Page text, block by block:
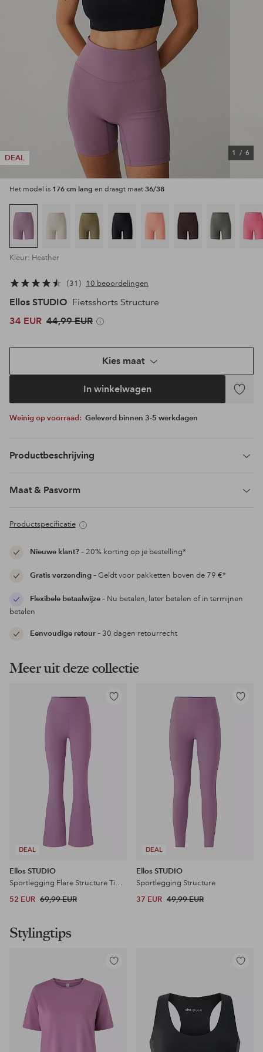
DEAL
1 / 6
Het model is 176 cm lang en draagt maat 36/38
Kleur: Heather
31 10 beoordelingen
Ellos STUDIO Fietsshorts Structure
34 EUR 44,99 EUR
Kies maat
In winkelwagen
Weinig op voorraad: Geleverd binnen 3-5 werkdagen
Productbeschrijving
Maat & Pasvorm
Productspecificatie
Nieuwe klant?– 20% korting op je bestelling*
Gratis verzending– Geldt voor pakketten boven de 79 €*
Flexibele betaalwijze– Nu betalen, later betalen of in termijnen
betalen
Eenvoudige retour– 30 dagen retourrecht
Meer uit deze collectie
DEAL
Toevoegen
Ellos STUDIO
Sportlegging Flare Structure Tights
52 EUR 69,99 EUR
DEAL
Ellos STUDIO
Sportlegging Structure
37 EUR 49,99 EUR
Stylingtips
Toevoegen